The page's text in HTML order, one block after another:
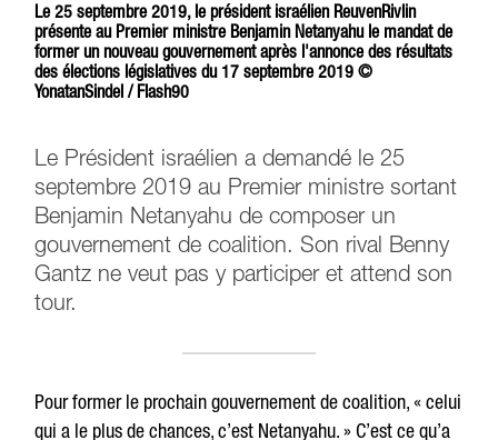
Le 25 septembre 2019, le président israélien ReuvenRivlin
présente au Premier ministre Benjamin Netanyahu le mandat de
former un nouveau gouvernement après l'annonce des résultats
des élections législatives du 17 septembre 2019 ©
YonatanSindel / Flash90
Le Président israélien a demandé le 25
septembre 2019 au Premier ministre sortant
Benjamin Netanyahu de composer un
gouvernement de coalition. Son rival Benny
Gantz ne veut pas y participer et attend son
tour.
Pour former le prochain gouvernement de coalition, « celui
qui a le plus de chances, c’est Netanyahu. » C’est ce qu’a